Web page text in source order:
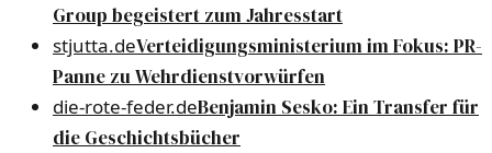
Group begeistert zum Jahresstart
stjutta.deVerteidigungsministerium im Fokus: PR-
Panne zu Wehrdienstvorwürfen
die-rote-feder.deBenjamin Sesko: Ein Transfer für
die Geschichtsbücher